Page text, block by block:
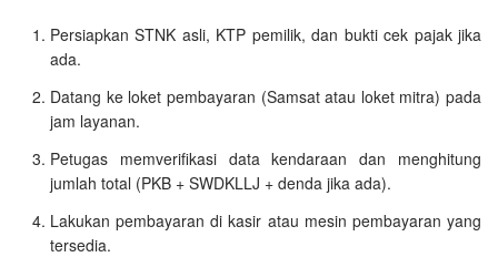
Persiapkan STNK asli, KTP pemilik, dan bukti cek pajak jika
ada.
Datang ke loket pembayaran (Samsat atau loket mitra) pada
jam layanan.
Petugas memverifikasi data kendaraan dan menghitung
jumlah total (PKB + SWDKLLJ + denda jika ada).
Lakukan pembayaran di kasir atau mesin pembayaran yang
tersedia.